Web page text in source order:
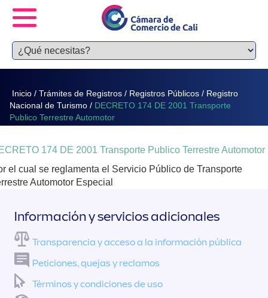
Inicio / Trámites de Registros / Registros Públicos / Registro
Nacional de Turismo / DECRETO 174 DE 2001 Transporte
Publico Terrestre Automotor
174 DE 2001 Transporte Publico Terrestre Automotor
el cual se reglamenta el Servicio Público de Transporte
Automotor Especial
Información y servicios adicionales
Transparencia y acceso a la información pública
Peticiones, quejas y reclamos
Términos y condiciones de uso